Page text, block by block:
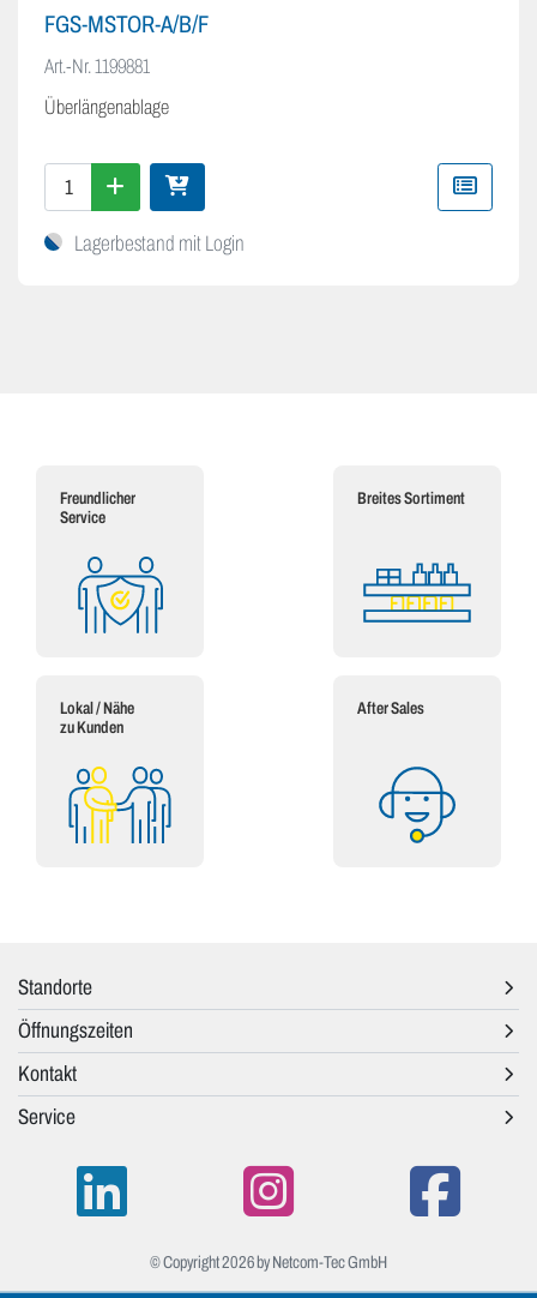
FGS-MSTOR-A/B/F
Art.-Nr.1199881
Überlängenablage
Lagerbestand mit Login
Freundlicher
Service
Breites Sortiment
Lokal / Nähe
zu Kunden
After Sales
Standorte
Öffnungszeiten
Kontakt
Service
© Copyright 2026 by Netcom-Tec GmbH